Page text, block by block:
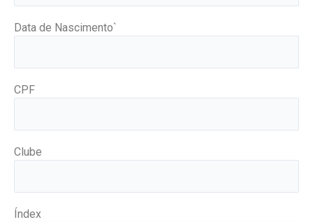
Data de Nascimento`
CPF
Clube
Índex